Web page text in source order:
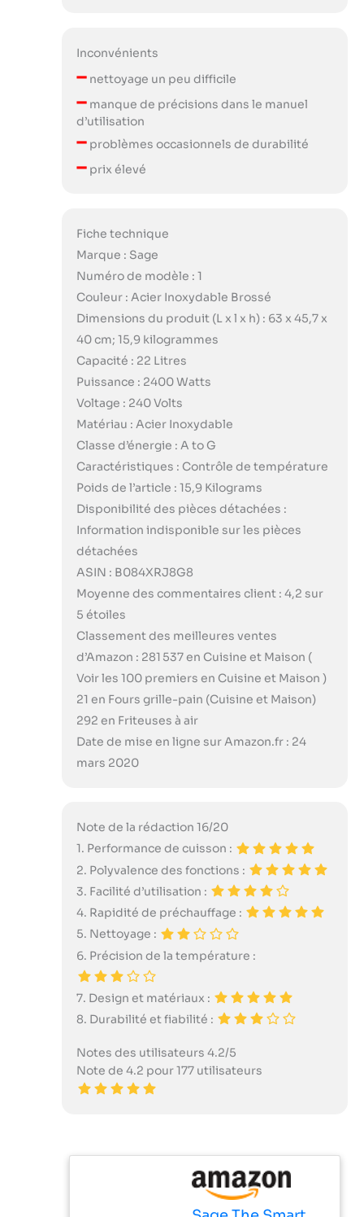
Inconvénients
–nettoyage un peu difficile
–manque de précisions dans le manuel
d’utilisation
–problèmes occasionnels de durabilité
–prix élevé
Fiche technique
Marque : Sage
Numéro de modèle : 1
Couleur : Acier Inoxydable Brossé
Dimensions du produit (L x l x h) : 63 x 45,7 x
40 cm; 15,9 kilogrammes
Capacité : 22 Litres
Puissance : 2400 Watts
Voltage : 240 Volts
Matériau : Acier Inoxydable
Classe d’énergie : A to G
Caractéristiques : Contrôle de température
Poids de l’article : 15,9 Kilograms
Disponibilité des pièces détachées :
Information indisponible sur les pièces
détachées
ASIN : B084XRJ8G8
Moyenne des commentaires client : 4,2 sur
5 étoiles
Classement des meilleures ventes
d’Amazon : 281 537 en Cuisine et Maison (
Voir les 100 premiers en Cuisine et Maison )
21 en Fours grille-pain (Cuisine et Maison)
292 en Friteuses à air
Date de mise en ligne sur Amazon.fr : 24
mars 2020
Note de la rédaction 16/20
1. Performance de cuisson :
2. Polyvalence des fonctions :
3. Facilité d’utilisation :
4. Rapidité de préchauffage :
5. Nettoyage :
6. Précision de la température :
7. Design et matériaux :
8. Durabilité et fiabilité :
Notes des utilisateurs 4.2/5
Note de 4.2 pour 177 utilisateurs